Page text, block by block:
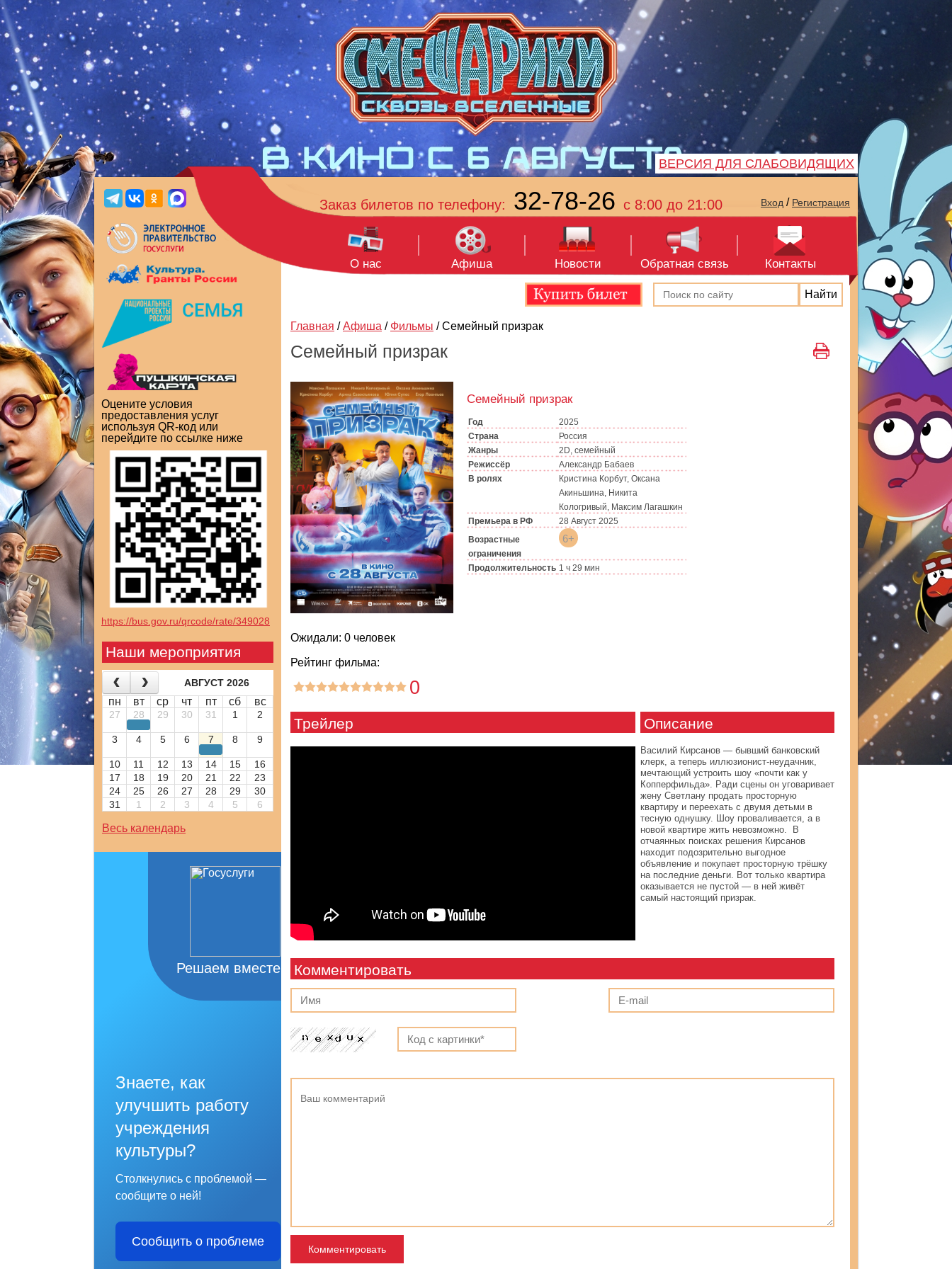
ВЕРСИЯ ДЛЯ СЛАБОВИДЯЩИХ
Оцените условия
предоставления услуг
используя QR-код или
перейдите по ссылке ниже
https://bus.gov.ru/qrcode/rate/349028
Наши мероприятия
АВГУСТ 2026
пн вт ср чт пт сб вс
27 28 29 30 31 1 2
3 4 5 6 7 8 9
10 11 12 13 14 15
16
17
18 19 20 21 22
23
24
25 26 27 28 29
30
31
1 2 3 4 5 6
Весь календарь
Решаем вместе
Знаете, как
улучшить работу
учреждения
культуры?
Столкнулись с проблемой —
сообщите о ней!
Сообщить о проблеме
Заказ билетов по телефону: 32-78-26 с 8:00 до 21:00 Вход / Регистрация
О нас Афиша Новости Обратная связь Контакты
Главная / Афиша / Фильмы / Семейный призрак
Семейный призрак
Семейный призрак
Год
2025
Страна
Россия
Жанры
2D, семейный
Режиссёр
Александр Бабаев
В ролях
Кристина Корбут, Оксана
Акиньшина, Никита
Кологривый, Максим Лагашкин
Премьера в РФ
28 Август 2025
Возрастные
ограничения
6+
Продолжительность 1 ч 29 мин
Ожидали: 0 человек
Рейтинг фильма:
0
Трейлер Описание
Василий Кирсанов — бывший банковский
клерк, а теперь иллюзионист-неудачник,
мечтающий устроить шоу «почти как у
Копперфильда». Ради сцены он уговаривает
жену Светлану продать просторную
квартиру и переехать с двумя детьми в
тесную однушку. Шоу проваливается, а в
новой квартире жить невозможно. В
отчаянных поисках решения Кирсанов
находит подозрительно выгодное
объявление и покупает просторную трёшку
на последние деньги. Вот только квартира
оказывается не пустой — в ней живёт
самый настоящий призрак.
Комментировать